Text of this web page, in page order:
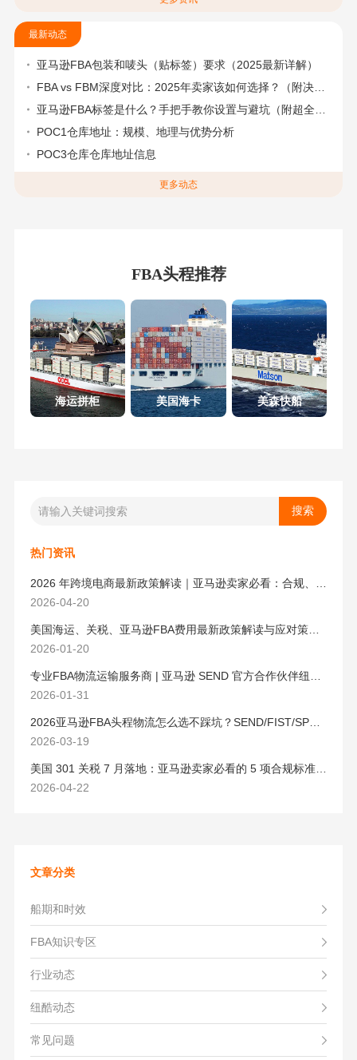
最新动态
亚马逊FBA包装和唛头（贴标签）要求（2025最新详解）
FBA vs FBM深度对比：2025年卖家该如何选择？（附决策流程图）
亚马逊FBA标签是什么？手把手教你设置与避坑（附超全指南）
POC1仓库地址：规模、地理与优势分析
POC3仓库仓库地址信息
更多动态
FBA头程推荐
海运拼柜 美国海卡 美森快船
热门资讯
2026 年跨境电商最新政策解读｜亚马逊卖家必看：合规、成本与物流新机遇
2026-04-20
美国海运、关税、亚马逊FBA费用最新政策解读与应对策略（2026版）
2026-01-20
专业FBA物流运输服务商 | 亚马逊 SEND 官方合作伙伴纽酷国际物流
2026-01-31
2026亚马逊FBA头程物流怎么选不踩坑？SEND/FIST/SPN官方认证物流商，只有这家敢承诺“准达率第一”
2026-03-19
美国 301 关税 7 月落地：亚马逊卖家必看的 5 项合规标准与稳交付方案
2026-04-22
文章分类
船期和时效
FBA知识专区
行业动态
纽酷动态
常见问题